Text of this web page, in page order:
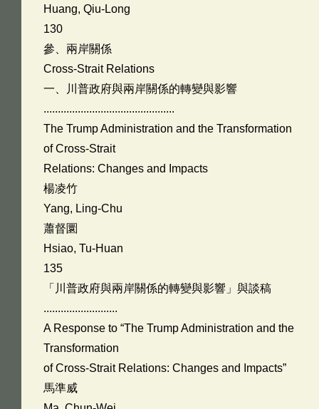
Huang, Qiu-Long
130
參、兩岸關係
Cross-Strait Relations
一、川普政府與兩岸關係的轉變與影響
..............................................
The Trump Administration and the Transformation
of Cross-Strait
Relations: Changes and Impacts
楊凌竹
Yang, Ling-Chu
蕭督圜
Hsiao, Tu-Huan
135
「川普政府與兩岸關係的轉變與影響」與談稿
..........................
A Response to “The Trump Administration and the
Transformation
of Cross-Strait Relations: Changes and Impacts”
馬準威